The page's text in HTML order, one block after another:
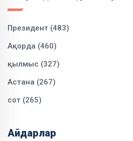
Президент (483)
Ақорда (460)
қылмыс (327)
Астана (267)
сот (265)
Айдарлар